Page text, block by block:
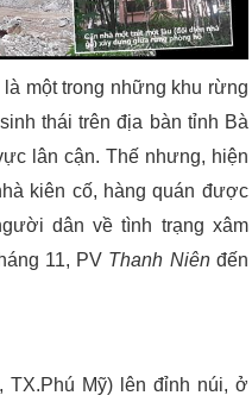
một trong những khu rừng
thái trên địa bàn tỉnh Bà
lân cận. Thế nhưng, hiện
kiên cố, hàng quán được
dân về tình trạng xâm
11, PV Thanh Niênđến
TX.Phú Mỹ) lên đỉnh núi, ở